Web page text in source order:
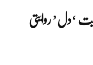
‘دل’ روایتی